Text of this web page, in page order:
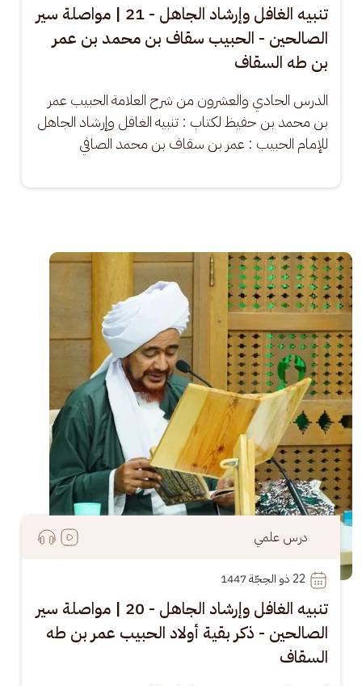
تنبيه الغافل وإرشاد الجاهل - 21 | مواصلة سير
الصالحين - الحبيب سقاف بن محمد بن عمر
بن طه السقاف
الدرس الحادي والعشرون من شرح العلامة الحبيب عمر
بن محمد بن حفيظ لكتاب : تنبيه الغافل وإرشاد الجاهل
للإمام الحبيب : عمر بن سقاف بن محمد الصافي
الصورة
درس علمي
22
تنبيه الغافل وإرشاد الجاهل - 20 | مواصلة سير
الصالحين - ذكر بقية أولاد الحبيب عمر بن طه
السقاف